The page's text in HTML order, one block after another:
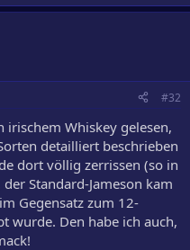
#32
Whiskey gelesen,
detailliert beschrieben
dort völlig zerrissen (so in
Standard-Jameson kam
Gegensatz zum 12-
wurde. Den habe ich auch,